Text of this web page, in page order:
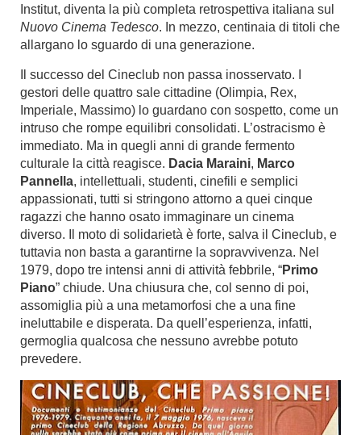
Institut, diventa la più completa retrospettiva italiana sul
Nuovo Cinema Tedesco. In mezzo, centinaia di titoli che
allargano lo sguardo di una generazione.
Il successo del Cineclub non passa inosservato. I
gestori delle quattro sale cittadine (Olimpia, Rex,
Imperiale, Massimo) lo guardano con sospetto, come un
intruso che rompe equilibri consolidati. L’ostracismo è
immediato. Ma in quegli anni di grande fermento
culturale la città reagisce. Dacia Maraini, Marco
Pannella, intellettuali, studenti, cinefili e semplici
appassionati, tutti si stringono attorno a quei cinque
ragazzi che hanno osato immaginare un cinema
diverso. Il moto di solidarietà è forte, salva il Cineclub, e
tuttavia non basta a garantirne la sopravvivenza. Nel
1979, dopo tre intensi anni di attività febbrile, “Primo
Piano” chiude. Una chiusura che, col senno di poi,
assomiglia più a una metamorfosi che a una fine
ineluttabile e disperata. Da quell’esperienza, infatti,
germoglia qualcosa che nessuno avrebbe potuto
prevedere.